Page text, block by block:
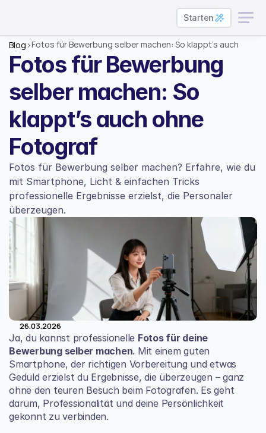
Starten
Blog >Fotos für Bewerbung selber machen: So klappt’s auch
ohne Fotograf
Fotos für Bewerbung
selber machen: So
klappt’s auch ohne
Fotograf
Fotos für Bewerbung selber machen? Erfahre, wie du
mit Smartphone, Licht & einfachen Tricks
professionelle Ergebnisse erzielst, die Personaler
überzeugen.
26.03.2026
Ja, du kannst professionelle Fotos für deine
Bewerbung selber machen. Mit einem guten
Smartphone, der richtigen Vorbereitung und etwas
Geduld erzielst du Ergebnisse, die überzeugen – ganz
ohne den teuren Besuch beim Fotografen. Es geht
darum, Professionalität und deine Persönlichkeit
gekonnt zu verbinden.